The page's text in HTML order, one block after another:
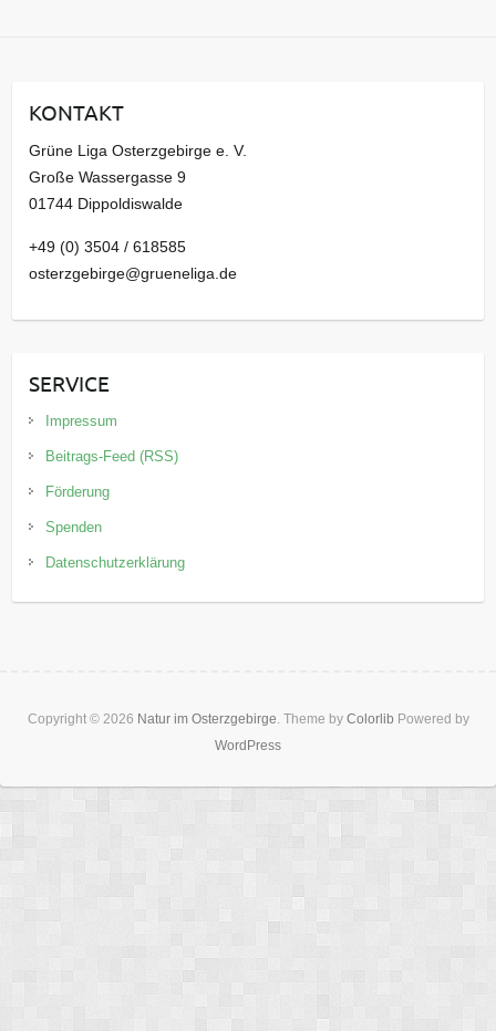
v
KONTAKT
Grüne Liga Osterzgebirge e. V.
Große Wassergasse 9
01744 Dippoldiswalde
+49 (0) 3504 / 618585
osterzgebirge@grueneliga.de
SERVICE
Impressum
Beitrags-Feed (RSS)
Förderung
Spenden
Datenschutzerklärung
Copyright © 2026 Natur im Osterzgebirge. Theme by Colorlib Powered by
WordPress